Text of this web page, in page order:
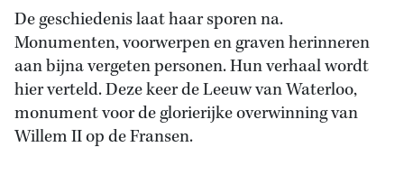
De geschiedenis laat haar sporen na.
Monumenten, voorwerpen en graven herinneren
aan bijna vergeten personen. Hun verhaal wordt
hier verteld. Deze keer de Leeuw van Waterloo,
monument voor de glorierijke overwinning van
Willem II op de Fransen.